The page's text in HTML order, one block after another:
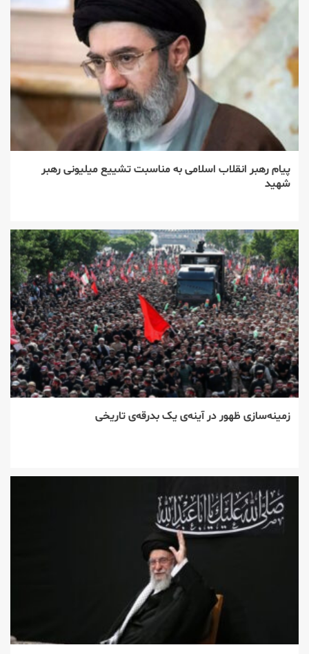
پیام رهبر انقلاب اسلامی به مناسبت تشییع میلیونی رهبر
شهید
زمینه‌سازی ظهور در آینه‌ی یک بدرقه‌ی تاریخی